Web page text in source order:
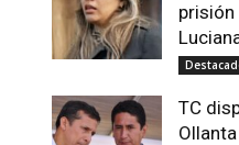
prisión
TC